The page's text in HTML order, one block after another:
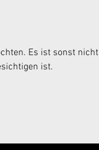
Es ist sonst nicht
ist.